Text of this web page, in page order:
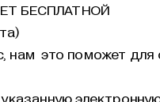
БЕСПЛАТНОЙ
нам это поможет для